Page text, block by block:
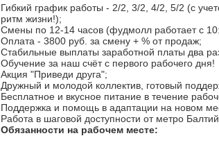
Гибкий график работы - 2/2, 3/2, 4/2, 5/2 (с
ритм жизни!);
Смены по 12-14 часов (фудмолл работает с
Оплата - 3800 руб. за смену + % от продаж;
Стабильные выплаты заработной платы два
Обучение за наш счёт с первого рабочего дня!
Акция "Приведи друга";
Дружный и молодой коллектив, готовый
Бесплатное и вкусное питание в течение
Поддержка и помощь в адаптации на новом
Работа в шаговой доступности от метро
Обязанности на рабочем месте: